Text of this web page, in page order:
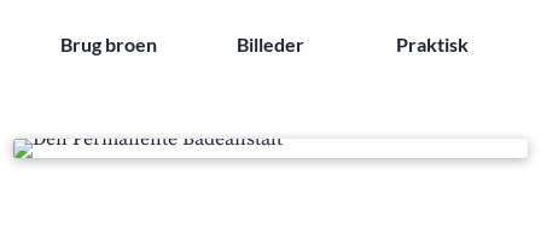
Brug broen Billeder Praktisk